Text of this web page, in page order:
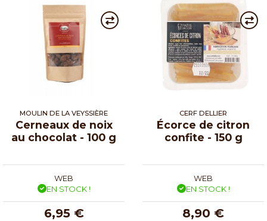
MOULIN DE LA VEYSSIÈRE
Cerneaux de noix
au chocolat - 100 g
WEB
EN STOCK !
6,95 €
CERF DELLIER
Écorce de citron
confite - 150 g
WEB
EN STOCK !
8,90 €